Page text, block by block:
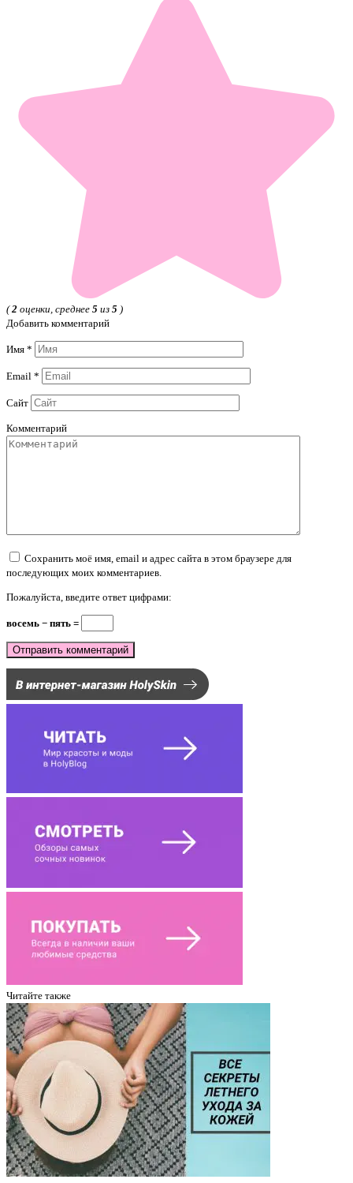
(2 оценки, среднее 5 из 5 )
Добавить комментарий
Имя *
Email *
Сайт
Комментарий
Сохранить моё имя, email и адрес сайта в этом браузере для
последующих моих комментариев.
Пожалуйста, введите ответ цифрами:
восемь − пять =
Читайте также